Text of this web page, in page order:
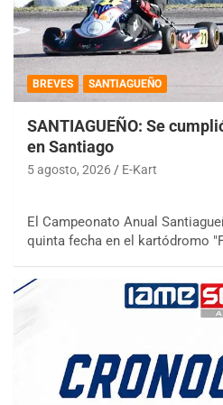
BREVES SANTIAGUEÑO
SANTIAGUEÑO: Se
en Santiago
5 agosto, 2026 E-Kart
El Campeonato Anual
quinta fecha en el kartódromo